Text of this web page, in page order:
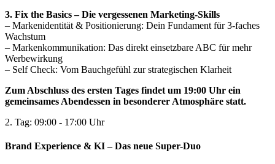
3. Fix the Basics – Die vergessenen Marketing-Skills
– Markenidentität & Positionierung: Dein Fundament für 3-faches
Wachstum
– Markenkommunikation: Das direkt einsetzbare ABC für mehr
Werbewirkung
– Self Check: Vom Bauchgefühl zur strategischen Klarheit
Zum Abschluss des ersten Tages findet um 19:00 Uhr ein
gemeinsames Abendessen in besonderer Atmosphäre statt.
2. Tag: 09:00 - 17:00 Uhr
Brand Experience & KI – Das neue Super-Duo